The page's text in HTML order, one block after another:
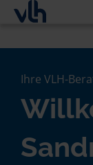
Ihre VLH-